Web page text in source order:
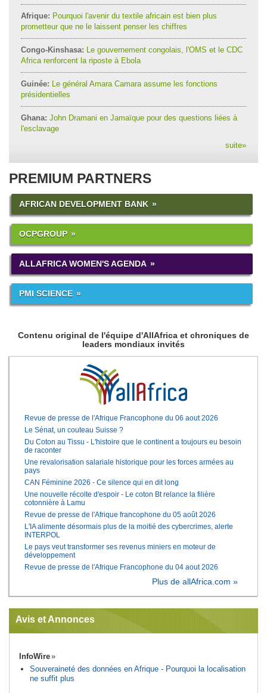
Afrique: Pourquoi l'avenir du textile africain est bien plus
prometteur que ne le laissent penser les chiffres
Congo-Kinshasa: Le gouvernement congolais, l'OMS et le CDC
Africa renforcent la riposte à Ebola
Guinée: Le général Amara Camara assume les fonctions
présidentielles
Ghana: John Dramani en Jamaïque pour des questions liées à
l'esclavage
suite»
PREMIUM PARTNERS
AFRICAN DEVELOPMENT BANK
OCPGROUP
ALLAFRICA WOMEN'S AGENDA
PMI SCIENCE
Contenu original de l'équipe d'AllAfrica et chroniques de
leaders mondiaux invités
Revue de presse de l'Afrique Francophone du 06 aout 2026
Le Sénat, un couteau Suisse ?
Du Coton au Tissu - L'histoire que le continent a toujours eu besoin
de raconter
Une revalorisation salariale historique pour les forces armées au
pays
CAN Féminine 2026 - Ce silence qui en dit long
Une nouvelle récolte d'espoir - Le coton Bt relance la filière
cotonnière à Lamu
Revue de presse de l'Afrique francophone du 05 août 2026
L'IA alimente désormais plus de la moitié des cybercrimes, alerte
INTERPOL
Le pays veut transformer ses revenus miniers en moteur de
développement
Revue de presse de l'Afrique Francophone du 04 aout 2026
Plus de allAfrica.com »
Avis et Annonces
InfoWire
Souveraineté des données en Afrique - Pourquoi la localisation
ne suffit plus